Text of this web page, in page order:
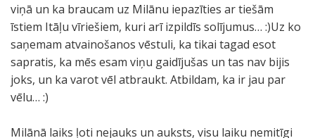
viņā un ka braucam uz Milānu iepazīties ar tiešām
īstiem Itāļu vīriešiem, kuri arī izpildīs solījumus… :)Uz ko
saņemam atvainošanos vēstuli, ka tikai tagad esot
sapratis, ka mēs esam viņu gaidījušas un tas nav bijis
joks, un ka varot vēl atbraukt. Atbildam, ka ir jau par
vēlu… :)
Milānā laiks ļoti nejauks un auksts, visu laiku nemitīgi